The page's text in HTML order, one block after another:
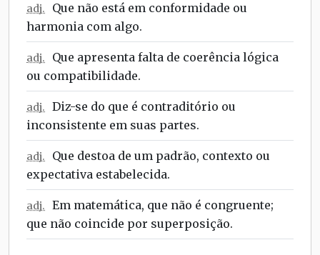
adj.
Que não está em conformidade ou
harmonia com algo.
adj.
Que apresenta falta de coerência lógica
ou compatibilidade.
adj.
Diz-se do que é contraditório ou
inconsistente em suas partes.
adj.
Que destoa de um padrão, contexto ou
expectativa estabelecida.
adj.
Em matemática, que não é congruente;
que não coincide por superposição.